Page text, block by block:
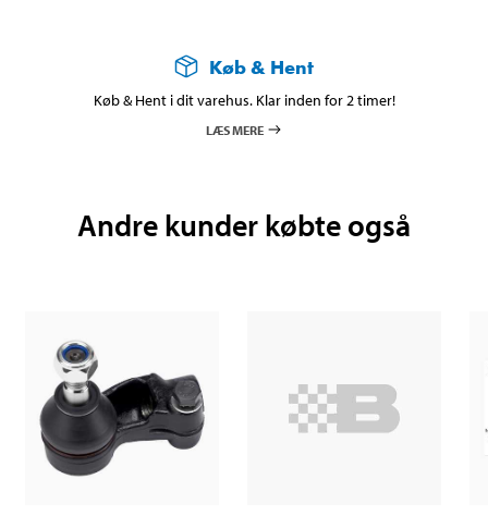
Køb & Hent
Køb & Hent i dit varehus. Klar inden for 2 timer!
LÆS MERE
Andre kunder købte også